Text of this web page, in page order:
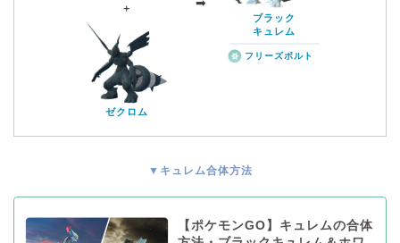
＋
ゼクロム
ブラック
キュレム
フリーズボルト
▼キュレム合体方法
【ポケモンGO】キュレムの合体